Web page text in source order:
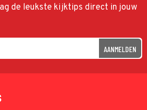
de leukste kijktips direct in jouw
AANMELDEN